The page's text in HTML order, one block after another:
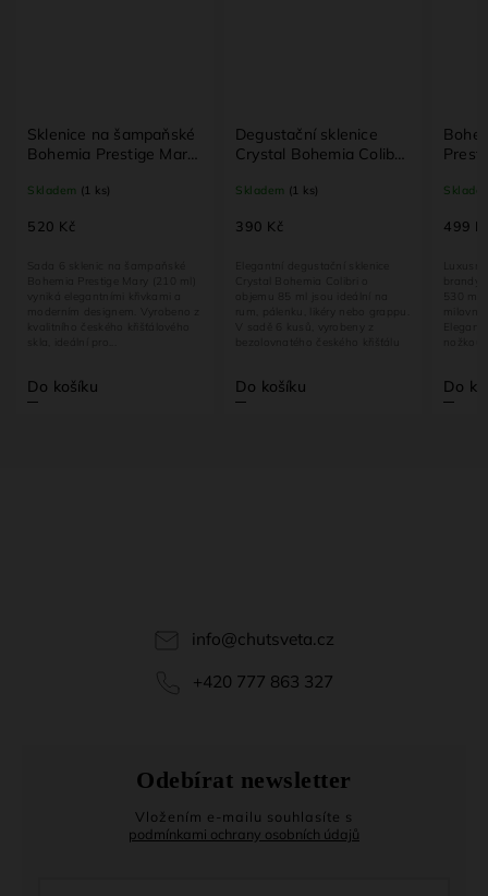
Sklenice na šampaňské
Bohemia Prestige Mary
sklo
Skladem (1 ks)
520 Kč
Do košíku
Sada 6 sklenic na šampaňské
Bohemia Prestige Mary (210 ml)
vyniká elegantními křivkami a
moderním designem. Vyrobeno z
kvalitního českého křišťálového
skla, ideální pro...
Degustační sklenice
Crystal Bohemia Colibri
na rum a pálenku
Skladem (1 ks)
390 Kč
Do košíku
Elegantní degustační sklenice
Crystal Bohemia Colibri o
rum, pálenku, likéry nebo grappu.
V sadě 6 kusů, vyrobeny z
bezolovnatého českého křišťálu
499
Do
info@chutsveta.cz
+420 777 863 327
Odebírat newsletter
Vložením e-mailu souhlasíte s
podmínkami ochrany osobních údajů